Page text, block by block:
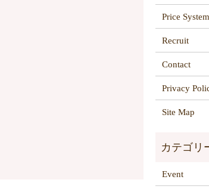
Price System
Recruit
Contact
Privacy
Site Map
Event